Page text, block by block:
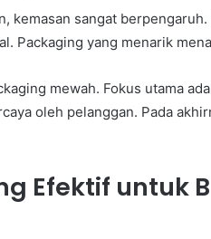
kemasan sangat
Packaging yang menarik
mewah. Fokus utama
oleh pelanggan. Pada
Efektif untuk